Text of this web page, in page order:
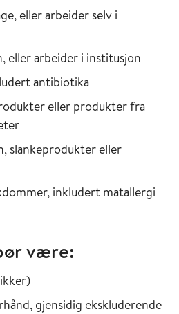
eller arbeider selv i
eller arbeider i institusjon
antibiotika
eller produkter fra
slankeprodukter eller
inkludert matallergi
være:
gjensidig ekskluderende